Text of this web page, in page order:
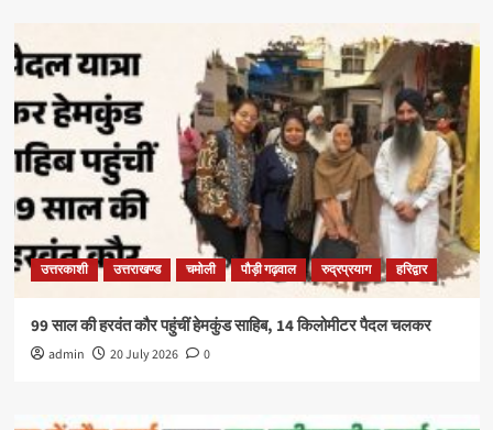
उत्तरकाशी उत्तराखण्ड चमोली पौड़ी गढ़वाल रुद्रप्रयाग हरिद्वार
99 साल की हरवंत कौर पहुंचीं हेमकुंड साहिब, 14 किलोमीटर पैदल चलकर
admin 20 July 2026 0